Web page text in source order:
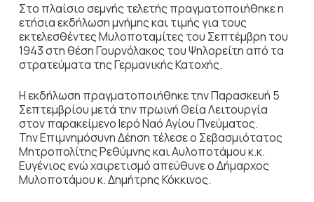
Στο πλαίσιο σεμνής τελετής πραγματοποιήθηκε η
ετήσια εκδήλωση μνήμης και τιμής για τους
εκτελεσθέντες Μυλοποταμίτες του Σεπτέμβρη του
1943 στη θέση Γουρνόλακος του Ψηλορείτη από τα
στρατεύματα της Γερμανικής Κατοχής.
Η εκδήλωση πραγματοποιήθηκε την Παρασκευή 5
Σεπτεμβρίου μετά την πρωινή Θεία Λειτουργία
στον παρακείμενο Ιερό Ναό Αγίου Πνεύματος.
Την Επιμνημόσυνη Δέηση τέλεσε ο Σεβασμιότατος
Μητροπολίτης Ρεθύμνης και Αυλοποτάμου κ.κ.
Ευγένιος ενώ χαιρετισμό απεύθυνε ο Δήμαρχος
Μυλοποτάμου κ. Δημήτρης Κόκκινος.